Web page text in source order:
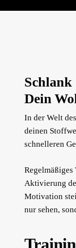
Dein
In der Welt
deinen
schnelleren
Aktivierung
Motivation
nur sehen,